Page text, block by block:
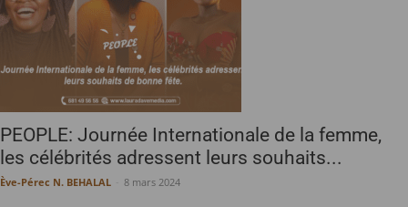
PEOPLE: Journée Internationale de la femme,
les célébrités adressent leurs souhaits...
Ève-Pérec N. BEHALAL 8 mars 2024